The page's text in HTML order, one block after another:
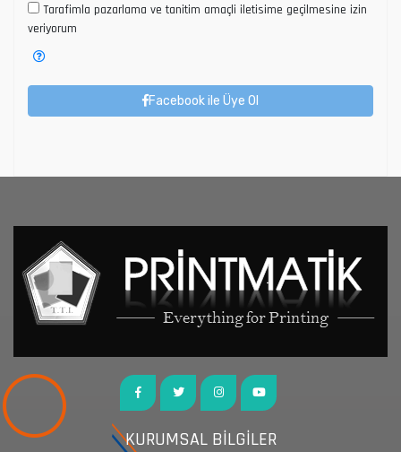
Tarafimla pazarlama ve tanitim amaçli iletisime geçilmesine izin
veriyorum
Facebook ile Üye Ol
KURUMSAL BİLGİLER